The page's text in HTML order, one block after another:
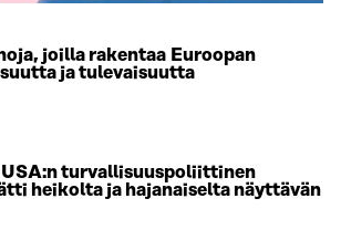
joilla rakentaa Euroopan
ja tulevaisuutta
USA:n turvallisuuspoliittinen
heikolta ja hajanaiselta näyttävän